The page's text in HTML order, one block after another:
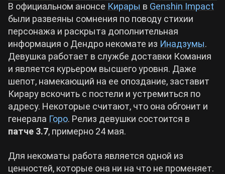
Path of Exile 2
Wuthering Waves
Roblox
Hogwarts Legacy
Билды Path of Exile 2
В официальном анонсе Кирары в Genshin Impact
были развеяны сомнения по поводу стихии
персонажа и раскрыта дополнительная
информация о Дендро некомате из Инадзумы.
Девушка работает в службе доставки Комания
и является курьером высшего уровня. Даже
шепот, намекающий на ее опоздание, заставит
Кирару вскочить с постели и устремиться по
адресу. Некоторые считают, что она обгонит и
генерала Горо. Релиз девушки состоится в
патче 3.7, примерно 24 мая.
Для некоматы работа является одной из
ценностей, которые она ни на что не променяет.